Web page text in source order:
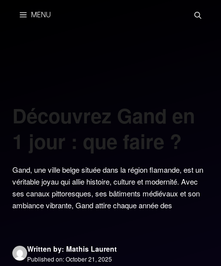
MENU
Découvrez Gand en
1 jour : que faire ?
Gand, une ville belge située dans la région flamande, est un
véritable joyau qui allie histoire, culture et modernité. Avec
ses canaux pittoresques, ses bâtiments médiévaux et son
ambiance vibrante, Gand attire chaque année des
Written by: Mathis Laurent
Published on: October 21, 2025